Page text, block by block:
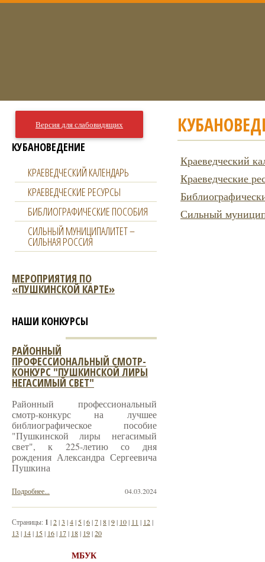
Краеведческий
Краеведческие
Сильный
Версия для слабовидящих
КУБАНОВЕДЕНИЕ
КРАЕВЕДЧЕСКИЙ КАЛЕНДАРЬ
КРАЕВЕДЧЕСКИЕ РЕСУРСЫ
БИБЛИОГРАФИЧЕСКИЕ ПОСОБИЯ
СИЛЬНЫЙ МУНИЦИПАЛИТЕТ –
СИЛЬНАЯ РОССИЯ
МЕРОПРИЯТИЯ ПО
«ПУШКИНСКОЙ КАРТЕ»
НАШИ КОНКУРСЫ
РАЙОННЫЙ
ПРОФЕССИОНАЛЬНЫЙ СМОТР-
КОНКУРС "ПУШКИНСКОЙ ЛИРЫ
НЕГАСИМЫЙ СВЕТ"
Районный профессиональный
смотр-конкурс на лучшее
библиографическое пособие
"Пушкинской лиры негасимый
свет", к 225-летию со дня
рождения Александра Сергеевича
Пушкина
04.03.2024
Подробнее...
Страницы: 1 |2|3 |4| 5|6|7|8|9| 10| 11 | 12|
13 | 14| 15| 16| 17| 18| 19|20
МБУК